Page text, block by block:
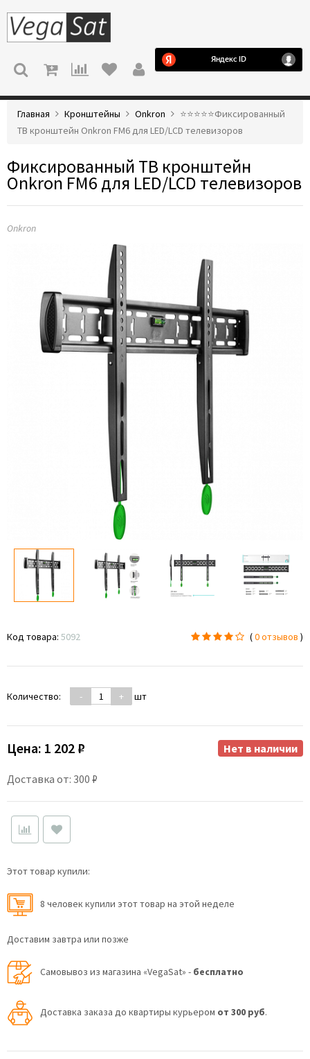
МЕНЮ
Главная Кронштейны Onkron
⭐️⭐️⭐️⭐️⭐️Фиксированный
ТВ кронштейн Onkron FM6 для LED/LCD телевизоров
Фиксированный ТВ кронштейн
Onkron FM6 для LED/LCD телевизоров
Onkron
Код товара: 5092 (0 отзывов )
Количество: - + шт
Цена: 1 202 ₽
Доставка от: 300 ₽
Нет в наличии
Этот товар купили:
8 человек купили этот товар на этой неделе
Доставим завтра или позже
Самовывоз из магазина «VegaSat» - бесплатно
Доставка заказа до квартиры курьером от 300 руб.